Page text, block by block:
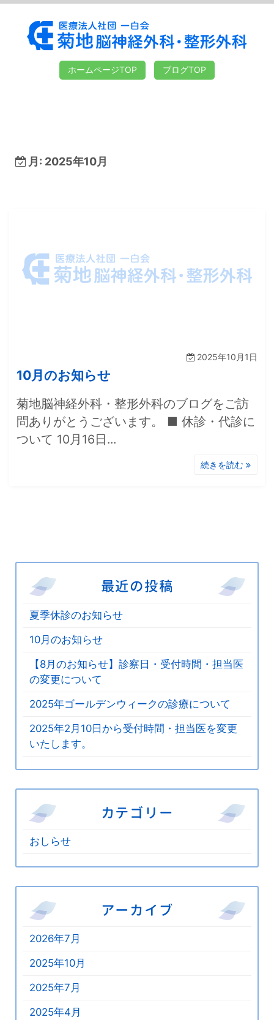
ホームページTOP ブログTOP
月: 2025年10月
2025年10月1日
10月のお知らせ
菊地脳神経外科・整形外科のブログをご訪
問ありがとうございます。 ■ 休診・代診に
ついて 10月16日...
続きを読む
最近の投稿
夏季休診のお知らせ
10月のお知らせ
【8月のお知らせ】診察日・受付時間・担当医
の変更について
2025年ゴールデンウィークの診療について
2025年2月10日から受付時間・担当医を変更
いたします。
カテゴリー
おしらせ
アーカイブ
2026年7月
2025年10月
2025年7月
2025年4月